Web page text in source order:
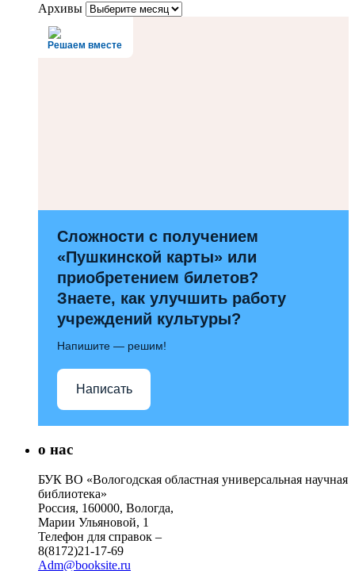
Архивы
Решаем вместе
Сложности с получением
«Пушкинской карты» или
приобретением билетов?
Знаете, как улучшить работу
учреждений культуры?
Напишите — решим!
Написать
о нас
БУК ВО «Вологодская областная универсальная научная
библиотека»
Россия, 160000, Вологда,
Марии Ульяновой, 1
Телефон для справок –
8(8172)21-17-69
Adm@booksite.ru